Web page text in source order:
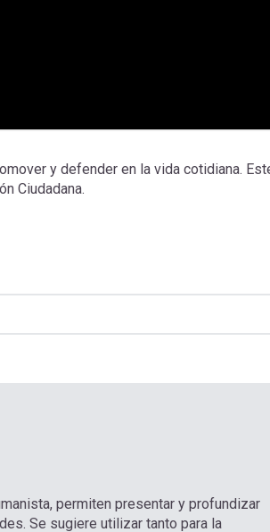
y defender en la vida cotidiana.
Ciudadana.
permiten presentar y profundizar
Se sugiere utilizar tanto para la